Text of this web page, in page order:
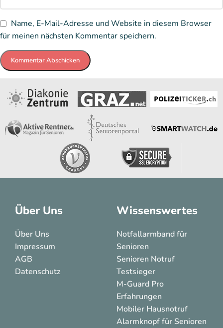
Name, E-Mail-Adresse und Website in diesem Browser
für meinen nächsten Kommentar speichern.
Über Uns
Über Uns
Impressum
AGB
Datenschutz
Wissenswertes
Notfallarmband für
Senioren
Senioren Notruf
Testsieger
M-Guard Pro
Erfahrungen
Mobiler Hausnotruf
Alarmknopf für Senioren